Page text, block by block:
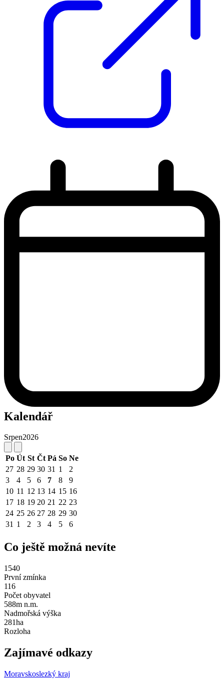
Kalendář
Srpen2026
Po Út St Čt Pá So Ne
27 28 29 30 31 1
2
3
4 5 6 7 8
9
10 11 12 13 14 15 16
17 18 19 20 21 22 23
24 25 26 27 28 29 30
31 1 2 3 4 5 6
Co ještě možná nevíte
1540
První zmínka
116
Počet obyvatel
588m n.m.
Nadmořská výška
281ha
Rozloha
Zajímavé odkazy
Moravskoslezký kraj